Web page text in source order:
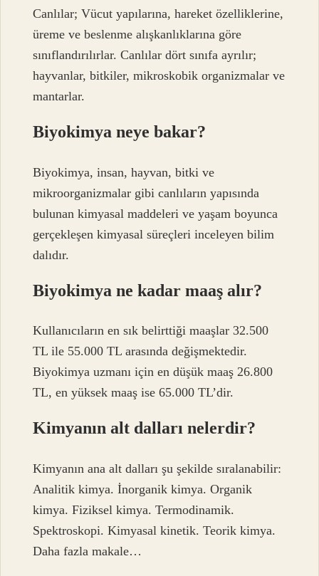
Canlılar; Vücut yapılarına, hareket özelliklerine,
üreme ve beslenme alışkanlıklarına göre
sınıflandırılırlar. Canlılar dört sınıfa ayrılır;
hayvanlar, bitkiler, mikroskobik organizmalar ve
mantarlar.
Biyokimya neye bakar?
Biyokimya, insan, hayvan, bitki ve
mikroorganizmalar gibi canlıların yapısında
bulunan kimyasal maddeleri ve yaşam boyunca
gerçekleşen kimyasal süreçleri inceleyen bilim
dalıdır.
Biyokimya ne kadar maaş alır?
Kullanıcıların en sık belirttiği maaşlar 32.500
TL ile 55.000 TL arasında değişmektedir.
Biyokimya uzmanı için en düşük maaş 26.800
TL, en yüksek maaş ise 65.000 TL’dir.
Kimyanın alt dalları nelerdir?
Kimyanın ana alt dalları şu şekilde sıralanabilir:
Analitik kimya. İnorganik kimya. Organik
kimya. Fiziksel kimya. Termodinamik.
Spektroskopi. Kimyasal kinetik. Teorik kimya.
Daha fazla makale…